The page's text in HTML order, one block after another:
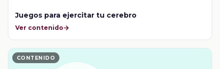
Juegos para ejercitar tu cerebro
Ver contenido
CONTENIDO